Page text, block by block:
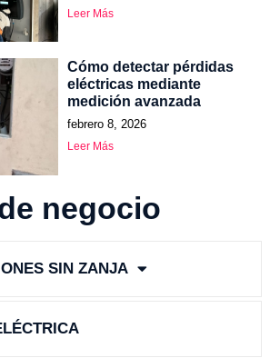
Leer Más
Cómo detectar pérdidas
eléctricas mediante
medición avanzada
febrero 8, 2026
Leer Más
negocio
SIN ZANJA